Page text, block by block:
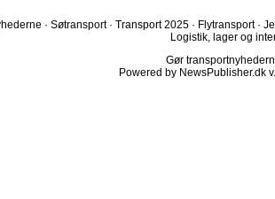
· Søtransport · Transport 2025 · Flytransport ·
Logistik, lager og
Gør
Powered by NewsPublisher.dk